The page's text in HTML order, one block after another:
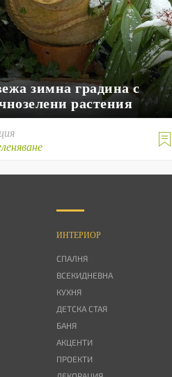
зимна градина с
растения

ИНТЕРИОР
СПАЛНЯ
ВСЕКИДНЕВНА
КУХНЯ
ДЕТСКА СТАЯ
БАНЯ
АКЦЕНТИ
ПРОЕКТИ